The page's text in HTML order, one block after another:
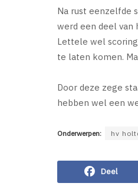
Na rust eenzelfde
werd een deel van
Lettele wel
te laten komen.
Door deze zege
hebben wel een
Onderwerpen: hv
Deel